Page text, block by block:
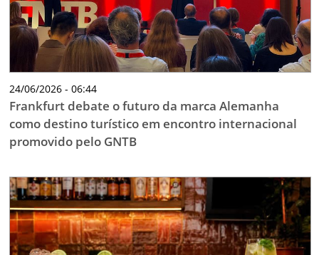
24/06/2026 - 06:44
Frankfurt debate o futuro da marca Alemanha
como destino turístico em encontro internacional
promovido pelo GNTB